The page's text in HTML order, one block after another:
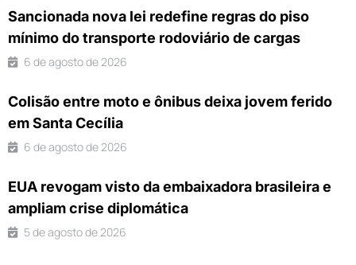
Sancionada nova lei redefine regras do piso
mínimo do transporte rodoviário de cargas
6 de agosto de 2026
Colisão entre moto e ônibus deixa jovem ferido
em Santa Cecília
6 de agosto de 2026
EUA revogam visto da embaixadora brasileira e
ampliam crise diplomática
5 de agosto de 2026